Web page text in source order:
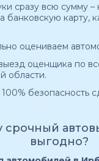
сразу всю сумму –
банковскую карту,
оцениваем
оценщика по
области.
безопасность
срочный
выгодно?